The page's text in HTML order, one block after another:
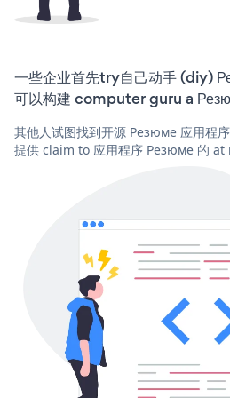
一些企业首先try自己动手 (diy)
可以构建 computer guru a
其他人试图找到开源 Резюме 应用程
提供 claim to 应用程序 Резюме 的 at